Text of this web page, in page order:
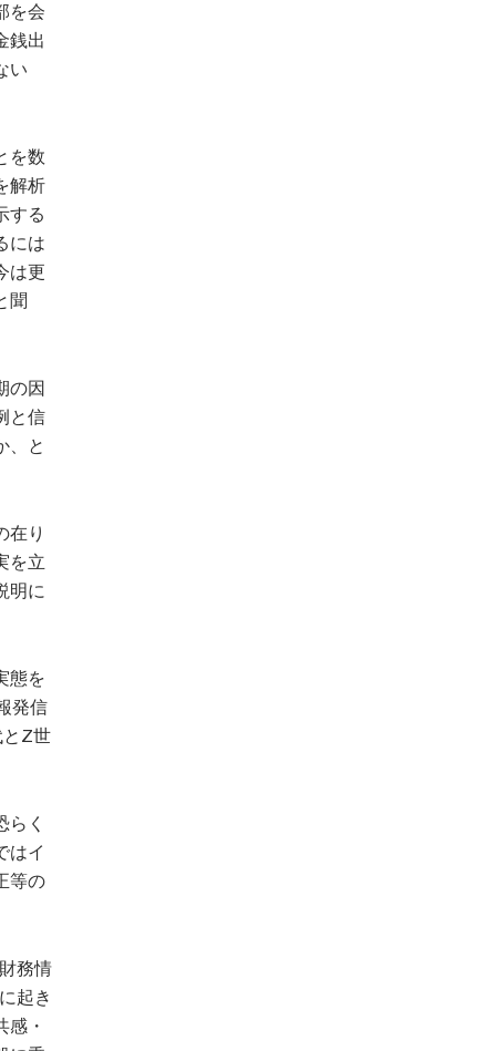
を会
銭出
い
を数
解析
する
には
は更
聞
の因
と信
、と
在り
を立
明に
態を
発信
とZ世
く
はイ
等の
務情
起き
・